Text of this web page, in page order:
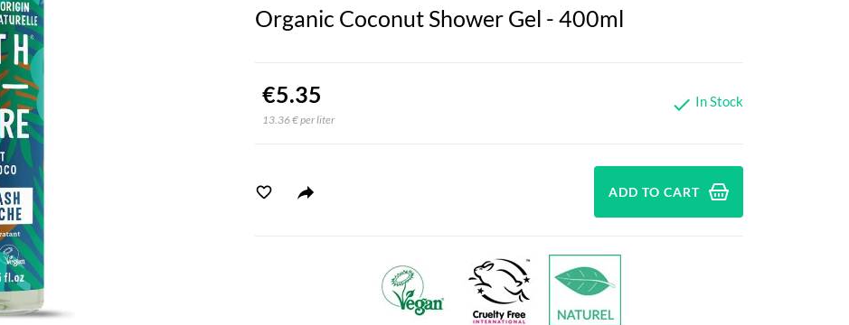
Organic Coconut Shower Gel - 400ml
€5.35
13.36 € per liter
 In Stock
ADD TO CART